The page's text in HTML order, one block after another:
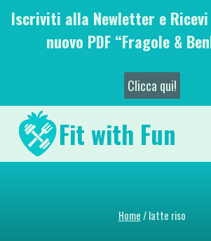
SaltaIscriviti alla Newletter e
nuovo PDF “Fragole &
Clicca qui!
Fit with Fun
Home/ latte riso